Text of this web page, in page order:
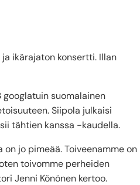
ikärajaton konsertti. Illan
suomalainen
Siipola julkaisi
tähtien kanssa -kaudella.
jo pimeää. Toiveenamme on
toivomme perheiden
Jenni Könönen kertoo.